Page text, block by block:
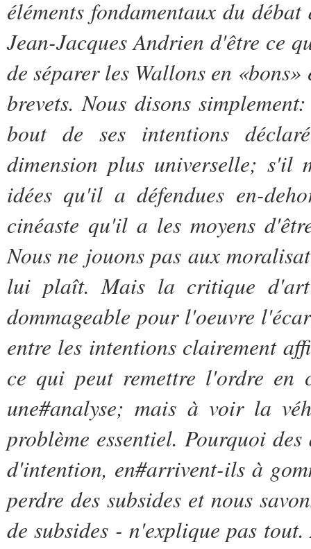
éléments fondamentaux du
Jean-Jacques Andrien d'être ce
de séparer les Wallons en
brevets. Nous disons
bout de ses intentions
dimension plus universelle; s'il
idées qu'il a défendues en-
cinéaste qu'il a les moyens
Nous ne jouons pas aux
lui plaît. Mais la critique
dommageable pour l'oeuvre
entre les intentions clairement
ce qui peut remettre l'ordre en
une#analyse; mais à voir la
problème essentiel. Pourquoi
d'intention, en#arrivent-ils à
perdre des subsides et nous
de subsides - n'explique pas